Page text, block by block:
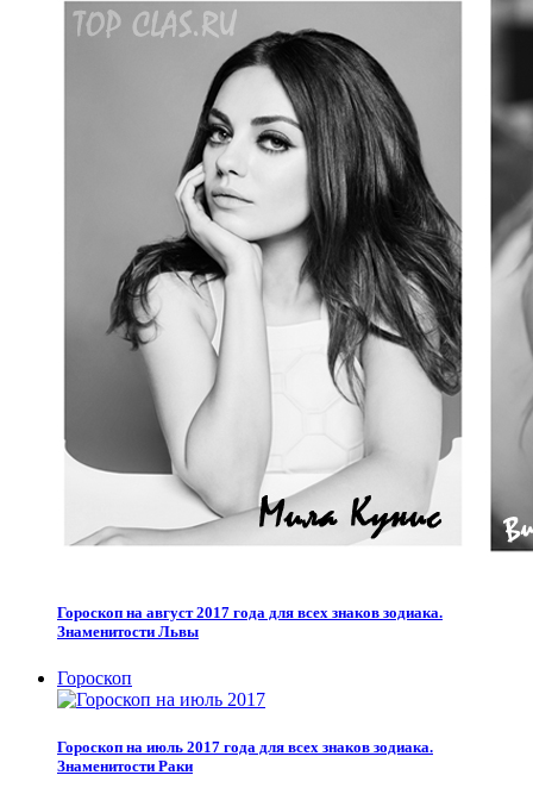
Гороскоп на август 2017 года для всех знаков зодиака.
Знаменитости Львы
Гороскоп
Гороскоп на июль 2017 года для всех знаков зодиака.
Знаменитости Раки